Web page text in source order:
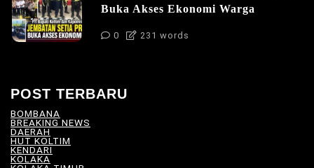
Buka Akses Ekonomi Warga
0 231 words
POST TERBARU
BOMBANA
BREAKING NEWS
DAERAH(570)
HUT KOLTIM
KENDARI(104)
KOLAKA(21)